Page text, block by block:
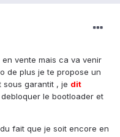
vente mais ca va venir
de plus je te propose un
sous garantit , je dit
le bootloader et
fait que je soit encore en